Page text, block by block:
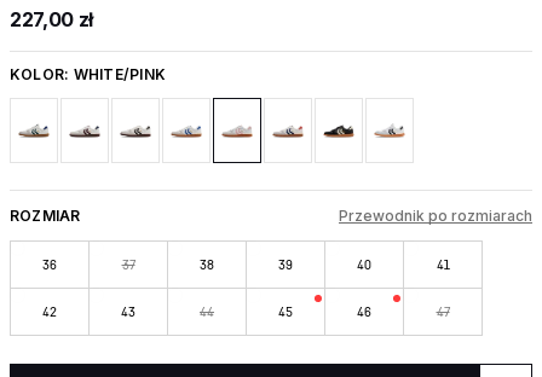
227,00 zł
KOLOR: WHITE/PINK
ROZMIAR Przewodnik po rozmiarach
36 37 38 39 40 41
42 43 44 45 46 47